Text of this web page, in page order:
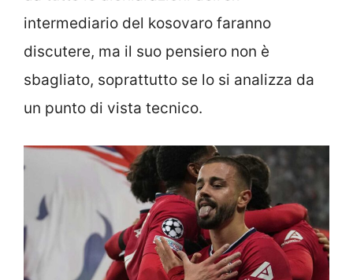
intermediario del kosovaro faranno
discutere, ma il suo pensiero non è
sbagliato, soprattutto se lo si analizza da
un punto di vista tecnico.